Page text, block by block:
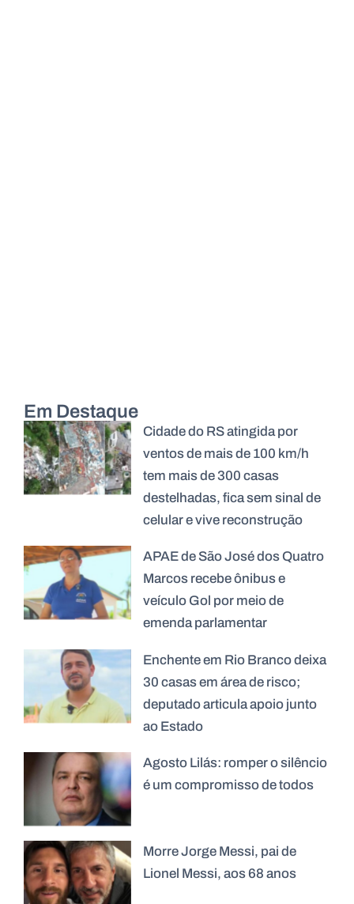
Em Destaque
Cidade do RS atingida por
ventos de mais de 100 km/h
tem mais de 300 casas
destelhadas, fica sem sinal de
celular e vive reconstrução
APAE de São José dos Quatro
Marcos recebe ônibus e
veículo Gol por meio de
emenda parlamentar
Enchente em Rio Branco deixa
30 casas em área de risco;
deputado articula apoio junto
ao Estado
Agosto Lilás: romper o silêncio
é um compromisso de todos
Morre Jorge Messi, pai de
Lionel Messi, aos 68 anos